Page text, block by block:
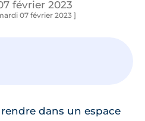
février 2023
07 février 2023 ]
dans un espace